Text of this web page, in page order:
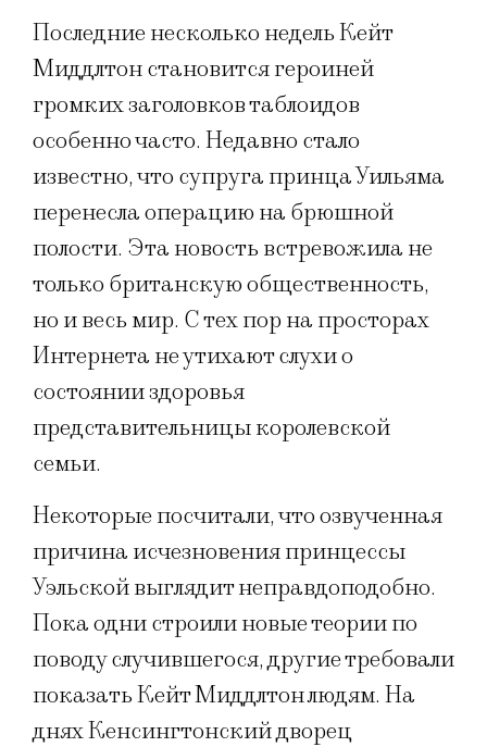
Последние несколько недель Кейт
Миддлтон становится героиней
громких заголовков таблоидов
особенно часто. Недавно стало
известно, что супруга принца Уильяма
перенесла операцию на брюшной
полости. Эта новость встревожила не
только британскую общественность,
но и весь мир. С тех пор на просторах
Интернета не утихают слухи о
состоянии здоровья
представительницы королевской
семьи.
Некоторые посчитали, что озвученная
причина исчезновения принцессы
Уэльской выглядит неправдоподобно.
Пока одни строили новые теории по
поводу случившегося, другие требовали
показать Кейт Миддлтон людям. На
днях Кенсингтонский дворец